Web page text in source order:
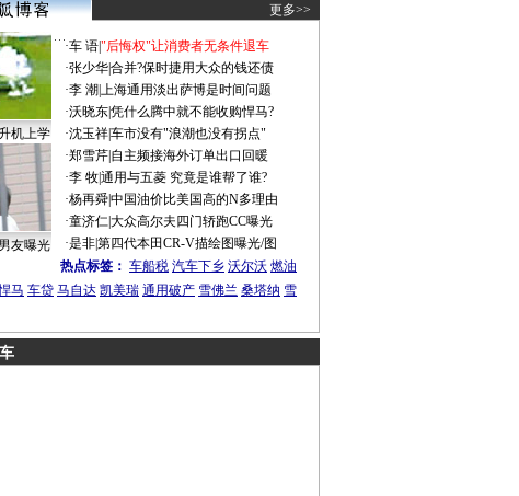
更多>>
机上学
友曝光
·车 语|"后悔权"让消费者无条件退车
·张少华|合并?保时捷用大众的钱还债
·李 潮 上海通用淡出萨博是时间问题
·沃晓东|凭什么腾中就不能收购悍马?
·沈玉祥|车市没有"浪潮也没有拐点"
·郑雪芹| 自主频接海外订单出口回暖
·李 牧|通用与五菱 究竟是谁帮了谁?
·杨再舜|中国油价比美国高的N多理由
·童济仁|大众高尔夫四门轿跑CC曝光
·是非|第四代本田CR-V描绘图曝光/图
热点标签： 车船税 汽车下乡 沃尔沃 燃油
马 车贷 马自达 凯美瑞 通用破产 雪佛兰 桑塔纳 雪